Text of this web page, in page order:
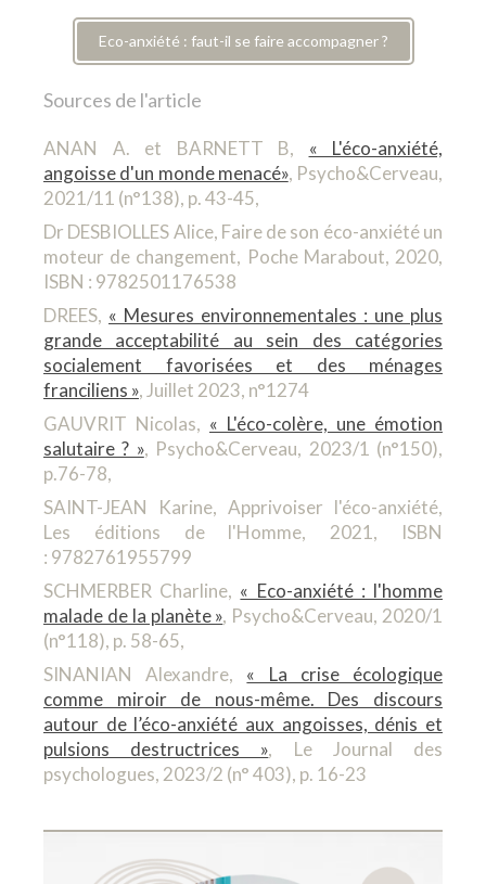
Eco-anxiété : faut-il se faire accompagner ?
Sources de l'article
ANAN A. et BARNETT B, « L'éco-anxiété,
angoisse d'un monde menacé», Psycho&Cerveau,
2021/11 (n°138), p. 43-45,
Dr DESBIOLLES Alice, Faire de son éco-anxiété un
moteur de changement, Poche Marabout, 2020,
ISBN : 9782501176538
DREES, « Mesures environnementales : une plus
grande acceptabilité au sein des catégories
socialement favorisées et des ménages
franciliens », Juillet 2023, n°1274
GAUVRIT Nicolas, « L'éco-colère, une émotion
salutaire ? », Psycho&Cerveau, 2023/1 (n°150),
p.76-78,
SAINT-JEAN Karine, Apprivoiser l'éco-anxiété,
Les éditions de l'Homme, 2021, ISBN
: 9782761955799
SCHMERBER Charline, « Eco-anxiété : l'homme
malade de la planète », Psycho&Cerveau, 2020/1
(n°118), p. 58-65,
SINANIAN Alexandre, « La crise écologique
comme miroir de nous-même. Des discours
autour de l’éco-anxiété aux angoisses, dénis et
pulsions destructrices », Le Journal des
psychologues, 2023/2 (n° 403), p. 16-23